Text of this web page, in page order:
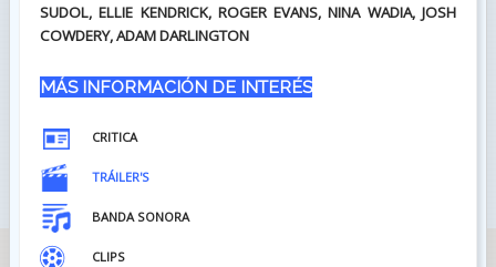
SUDOL, ELLIE KENDRICK, ROGER EVANS, NINA WADIA, JOSH
COWDERY, ADAM DARLINGTON
MÁS INFORMACIÓN DE INTERÉS
CRITICA
TRÁILER'S
BANDA SONORA
CLIPS